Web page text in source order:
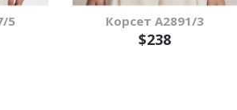
5
Корсет А2891/3
$238